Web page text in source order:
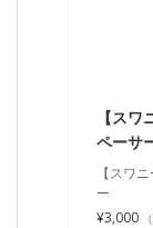
【ス
ペーサ
【スワ
ー
¥3,000